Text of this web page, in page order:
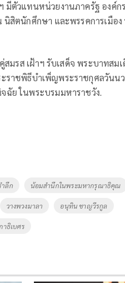
มีตัวแทนหน่วยงานภาครัฐ องค์ก
สิตนักศึกษา และพรรคการเมือง
มรส เฝ้าฯ รับเสด็จ พระบาทสม
ราชพิธีบำเพ็ญพระราชกุศลวันน
ฉัย ในพระบรมมหาราชวัง.
ลึก น้อมสำนึกในพระมหากรุณาธิคุณ
วางพวงมาลา อนุทิน ชาญวีรกูล
ธิเบศร